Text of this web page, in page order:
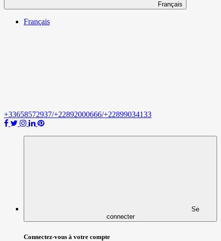
Français
Français
+33658572937/+22892000666/+22899034133
Se
connecter
Connectez-vous à votre compte